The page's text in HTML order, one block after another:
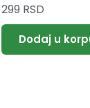
299 RSD